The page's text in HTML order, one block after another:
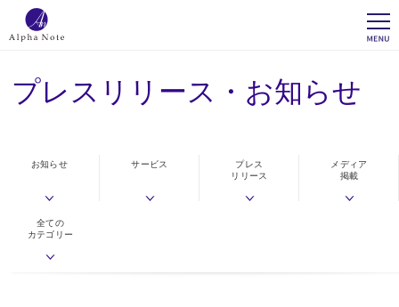
プレスリリース・お知らせ
お知らせ サービス
プレス
リリース
メディア
掲載
全ての
カテゴリー